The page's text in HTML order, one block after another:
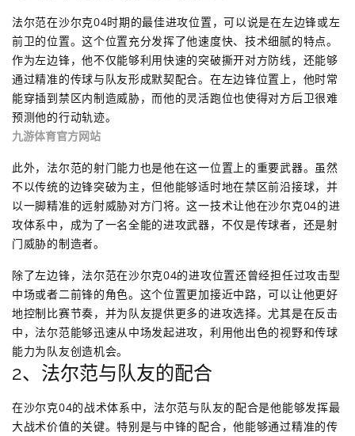
法尔范在沙尔克04时期的最佳进攻位置，可以说是在左边锋或左
前卫的位置。这个位置充分发挥了他速度快、技术细腻的特点。
作为左边锋，他不仅能够利用快速的突破撕开对方防线，还能够
通过精准的传球与队友形成默契配合。在左边锋位置上，他时常
能穿插到禁区内制造威胁，而他的灵活跑位也使得对方后卫很难
预测他的行动轨迹。
九游体育官方网站
此外，法尔范的射门能力也是他在这一位置上的重要武器。虽然
不以传统的边锋突破为主，但他能够适时地在禁区前沿接球，并
以一脚精准的远射威胁对方门将。这一技术让他在沙尔克04的进
攻体系中，成为了一名全能的进攻武器，不仅是传球者，还是射
门威胁的制造者。
除了左边锋，法尔范在沙尔克04的进攻位置还曾经担任过攻击型
中场或者二前锋的角色。这个位置更加接近中路，可以让他更好
地控制比赛节奏，并为队友提供更多的进攻选择。尤其是在反击
中，法尔范能够迅速从中场发起进攻，利用他出色的视野和传球
能力为队友创造机会。
2、法尔范与队友的配合
在沙尔克04的战术体系中，法尔范与队友的配合是他能够发挥最
大战术价值的关键。特别是与中锋的配合，他能够通过精准的传